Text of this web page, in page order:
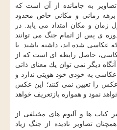
به جامانده از آن است كه
زمانی و مكانی خاص محدود
و مكان امتداد می یابد. در
ی پس از اتمام جنگ می توانند
عكاسی شده اند، داشته باشند. با
حاصل رابطه ای است كه از
دیگر نمی توان یك معنای ذاتی
به خودی خود هویتی ندارد و
را تعیین نمی كنند؛ این عكس
نمود و همواره بازتعریف خواهد
كتاب ها و آلبوم های مختلفی از
تصاویر نادیده از جنگ زیاد